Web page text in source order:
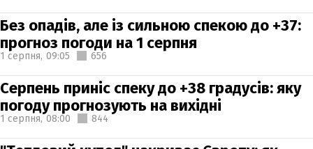
Без опадів, але із сильною спекою до +37:
прогноз погоди на 1 серпня
1 серпня, 09:05 656
Серпень приніс спеку до +38 градусів: яку
погоду прогнозують на вихідні
1 серпня, 08:00 844